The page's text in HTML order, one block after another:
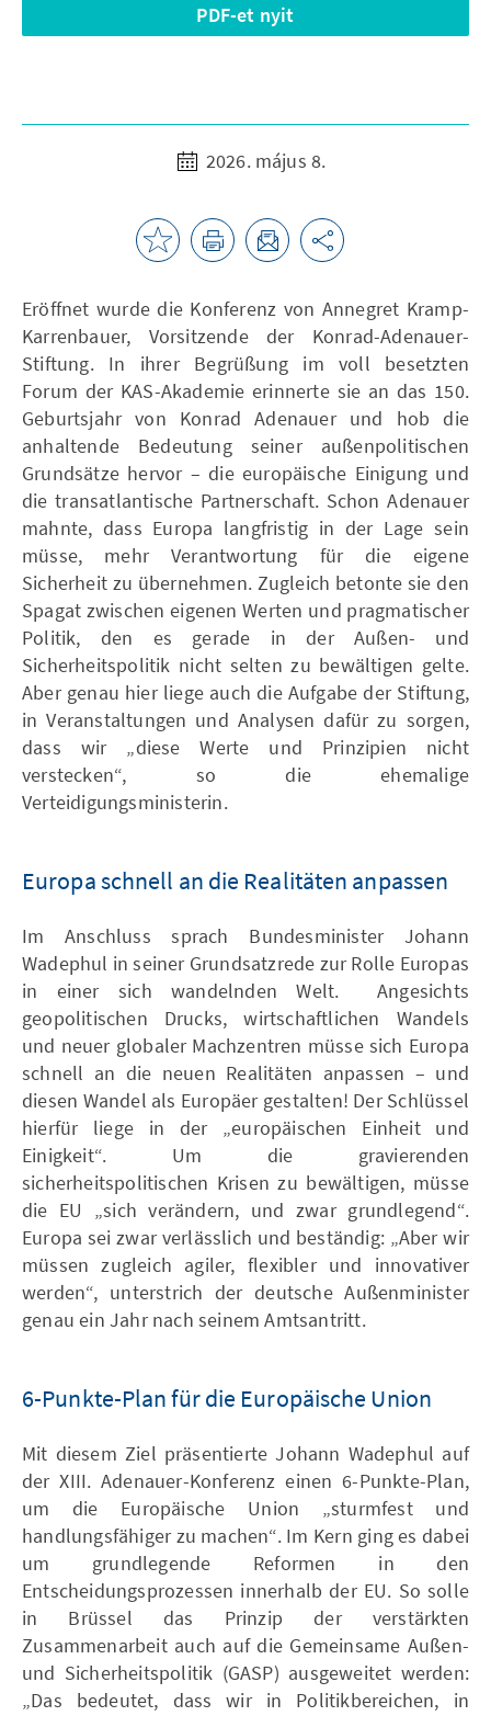
PDF-et nyit
2026. május 8.
Eröffnet wurde die Konferenz von Annegret Kramp-
Karrenbauer, Vorsitzende der Konrad-Adenauer-
Stiftung. In ihrer Begrüßung im voll besetzten
Forum der KAS-Akademie erinnerte sie an das 150.
Geburtsjahr von Konrad Adenauer und hob die
anhaltende Bedeutung seiner außenpolitischen
Grundsätze hervor – die europäische Einigung und
die transatlantische Partnerschaft. Schon Adenauer
mahnte, dass Europa langfristig in der Lage sein
müsse, mehr Verantwortung für die eigene
Sicherheit zu übernehmen. Zugleich betonte sie den
Spagat zwischen eigenen Werten und pragmatischer
Politik, den es gerade in der Außen- und
Sicherheitspolitik nicht selten zu bewältigen gelte.
Aber genau hier liege auch die Aufgabe der Stiftung,
in Veranstaltungen und Analysen dafür zu sorgen,
dass wir „diese Werte und Prinzipien nicht
verstecken“, so die ehemalige
Verteidigungsministerin.
Europa schnell an die Realitäten anpassen
Im Anschluss sprach Bundesminister Johann
Wadephul in seiner Grundsatzrede zur Rolle Europas
in einer sich wandelnden Welt. Angesichts
geopolitischen Drucks, wirtschaftlichen Wandels
und neuer globaler Machzentren müsse sich Europa
schnell an die neuen Realitäten anpassen – und
diesen Wandel als Europäer gestalten! Der Schlüssel
hierfür liege in der „europäischen Einheit und
Einigkeit“. Um die gravierenden
sicherheitspolitischen Krisen zu bewältigen, müsse
die EU „sich verändern, und zwar grundlegend“.
Europa sei zwar verlässlich und beständig: „Aber wir
müssen zugleich agiler, flexibler und innovativer
werden“, unterstrich der deutsche Außenminister
genau ein Jahr nach seinem Amtsantritt.
6-Punkte-Plan für die Europäische Union
Mit diesem Ziel präsentierte Johann Wadephul auf
der XIII. Adenauer-Konferenz einen 6-Punkte-Plan,
um die Europäische Union „sturmfest und
handlungsfähiger zu machen“. Im Kern ging es dabei
um grundlegende Reformen in den
Entscheidungsprozessen innerhalb der EU. So solle
in Brüssel das Prinzip der verstärkten
Zusammenarbeit auch auf die Gemeinsame Außen-
und Sicherheitspolitik (GASP) ausgeweitet werden:
„Das bedeutet, dass wir in Politikbereichen, in